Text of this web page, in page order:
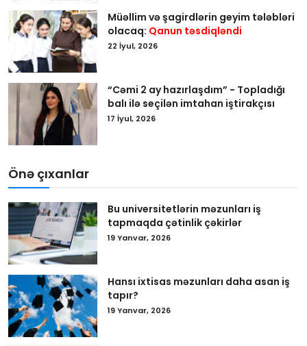
Müəllim və şagirdlərin geyim tələbləri
olacaq: Qanun təsdiqləndi
22 İyul, 2026
“Cəmi 2 ay hazırlaşdım” - Topladığı
balı ilə seçilən imtahan iştirakçısı
17 İyul, 2026
Önə çıxanlar
Bu universitetlərin məzunları iş
tapmaqda çətinlik çəkirlər
19 Yanvar, 2026
Hansı ixtisas məzunları daha asan iş
tapır?
19 Yanvar, 2026